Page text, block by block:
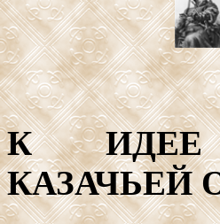
К ИДЕЕ
КАЗАЧЬЕЙ